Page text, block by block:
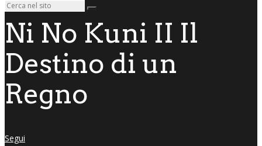
Ni No Kuni II Il
Destino di un
Regno
Segui